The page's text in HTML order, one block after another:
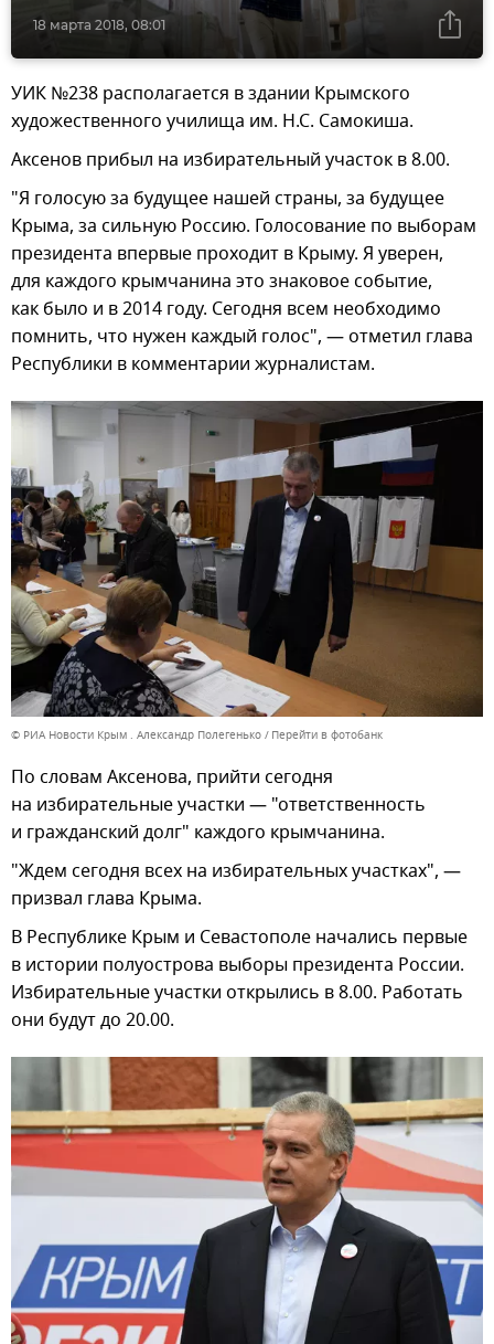
18 марта 2018, 08:01
УИК №238 располагается в здании Крымского
художественного училища им. Н.С. Самокиша.
Аксенов прибыл на избирательный участок в 8.00.
"Я голосую за будущее нашей страны, за будущее
Крыма, за сильную Россию. Голосование по выборам
президента впервые проходит в Крыму. Я уверен,
для каждого крымчанина это знаковое событие,
как было и в 2014 году. Сегодня всем необходимо
помнить, что нужен каждый голос", — отметил глава
Республики в комментарии журналистам.
© РИА Новости Крым . Александр Полегенько Перейти в фотобанк
По словам Аксенова, прийти сегодня
на избирательные участки — "ответственность
и гражданский долг" каждого крымчанина.
"Ждем сегодня всех на избирательных участках", —
призвал глава Крыма.
В Республике Крым и Севастополе начались первые
в истории полуострова выборы президента России.
Избирательные участки открылись в 8.00. Работать
они будут до 20.00.